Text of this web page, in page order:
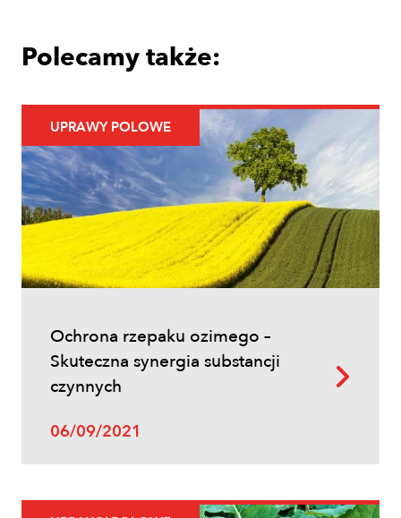
Uprawy polowe
Łokaś garbatek – jak rozpoznać
szkodnika i ograniczyć szkody w
Polecamy także:
UPRAWY POLOWE
Ochrona rzepaku ozimego –
Skuteczna synergia substancji
czynnych
06/09/2021